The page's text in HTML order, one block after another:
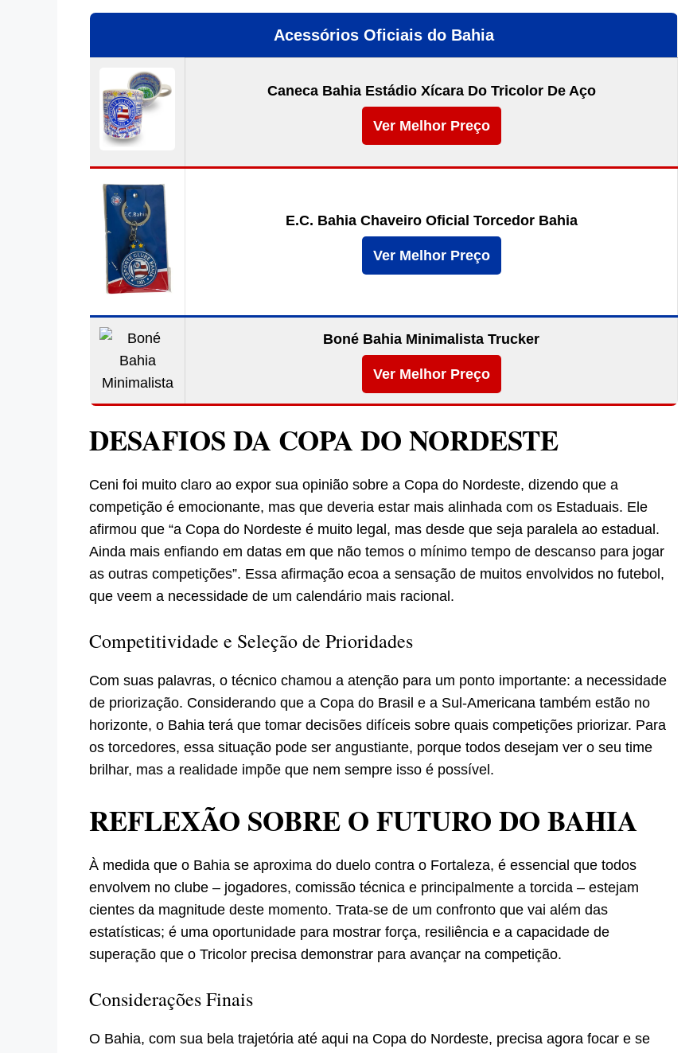
Acessórios Oficiais do Bahia
Caneca Bahia Estádio Xícara Do Tricolor De Aço
Ver Melhor Preço
E.C. Bahia Chaveiro Oficial Torcedor Bahia
Ver Melhor Preço
Boné Bahia Minimalista Trucker
Ver Melhor Preço
DESAFIOS DA COPA DO NORDESTE
Ceni foi muito claro ao expor sua opinião sobre a Copa do Nordeste, dizendo que a
competição é emocionante, mas que deveria estar mais alinhada com os Estaduais. Ele
afirmou que “a Copa do Nordeste é muito legal, mas desde que seja paralela ao estadual.
Ainda mais enfiando em datas em que não temos o mínimo tempo de descanso para jogar
as outras competições”. Essa afirmação ecoa a sensação de muitos envolvidos no futebol,
que veem a necessidade de um calendário mais racional.
Competitividade e Seleção de Prioridades
Com suas palavras, o técnico chamou a atenção para um ponto importante: a necessidade
de priorização. Considerando que a Copa do Brasil e a Sul-Americana também estão no
horizonte, o Bahia terá que tomar decisões difíceis sobre quais competições priorizar. Para
os torcedores, essa situação pode ser angustiante, porque todos desejam ver o seu time
brilhar, mas a realidade impõe que nem sempre isso é possível.
REFLEXÃO SOBRE O FUTURO DO BAHIA
À medida que o Bahia se aproxima do duelo contra o Fortaleza, é essencial que todos
envolvem no clube – jogadores, comissão técnica e principalmente a torcida – estejam
cientes da magnitude deste momento. Trata-se de um confronto que vai além das
estatísticas; é uma oportunidade para mostrar força, resiliência e a capacidade de
superação que o Tricolor precisa demonstrar para avançar na competição.
Considerações Finais
O Bahia, com sua bela trajetória até aqui na Copa do Nordeste, precisa agora focar e se